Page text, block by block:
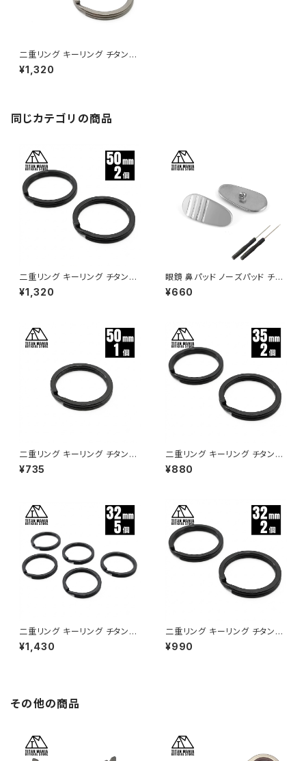
二重リング キーリング チタン製
50mm×2個 超軽量 頑丈 サビ
に強い 二重丸カン スプリットリ
¥1,320
同じカテゴリの商品
二重リング キーリング チタン製
ブラック 50mm×2個 超軽量 頑
丈 サビに強い 二重丸カン スプ
¥1,320
眼鏡 鼻パッド ノーズパッド チタ
ン製 Ver1 超軽量 ネジ式 メガ
ネパット 鼻パット チタンメタルパ
¥660
二重リング キーリング チタン製
ブラック 50mm×1個 超軽量 頑
丈 サビに強い 二重丸カン スプ
¥735
二重リング キーリング チタン製
ブラック 35mm×2個 超軽量 頑
丈 サビに強い 二重丸カン スプ
¥880
二重リング キーリング チタン製
ブラック 32mm×5個 超軽量 頑
丈 サビに強い 二重丸カン スプ
¥1,430
二重リング キーリング チタン製
ブラック 32mm×2個 超軽量 頑
丈 サビに強い 二重丸カン スプ
¥990
その他の商品